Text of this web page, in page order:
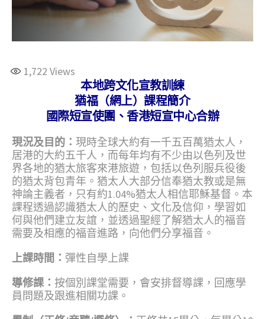
1,722 Views
本地跨文化宣教訓練
猶福（網上）課程簡介
國際短宣使團、香港短宣中心合辦
現況及目的： 現時全球大約有一千五百萬猶太人，
居港的大約五千人，而每年均有不少由以色列及世
界各地的猶太旅客來港旅遊，包括以色列服兵役後
的猶太背包青年。猶太人大部分信奉猶太教或是無
神論主義者，只有約1.04%猶太人相信耶穌基督。本
課程透過認識猶太人的歷史、文化及信仰，學習如
何與他們建立友誼，並透過聖經了解猶太人的福音
需要及相應的福音進路，向他們分享福音。
上課時間： 彈性自學上課
導修課： 按個別課堂需要，會安排督導課，回應學
員問題及跟進相關功課。